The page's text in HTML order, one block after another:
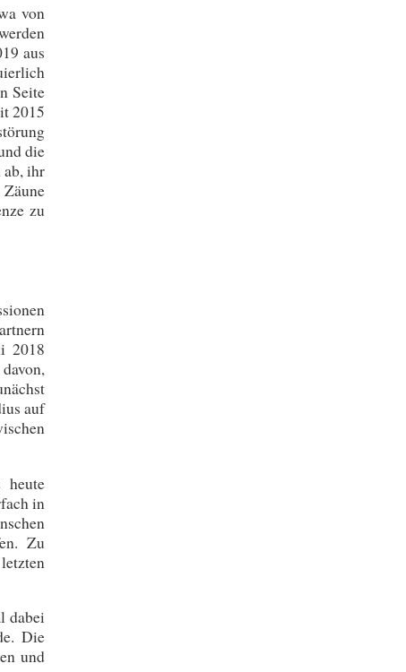
von
aus
Seite
2015
die
ihr
zu
2018
auf
heute
in
Zu
dabei
Die
und